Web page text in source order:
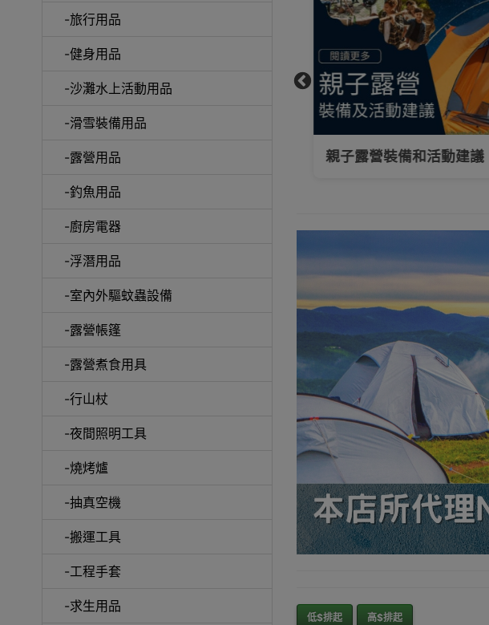
-旅行用品
-健身用品
-沙灘水上活動用品
-滑雪裝備用品
-露營用品
-釣魚用品
-廚房電器
-浮潛用品
-室內外驅蚊蟲設備
-露營帳篷
-露營煮食用具
-行山杖
-夜間照明工具
-燒烤爐
-抽真空機
-搬運工具
-工程手套
-求生用品
戶外睡墊 吊床
露營工具及配件
毛巾及浴巾 上班/日用/旅行
拆解: 尋找屬於你的行山杖 親子露營裝備和活動建議
低$排起 高$排起